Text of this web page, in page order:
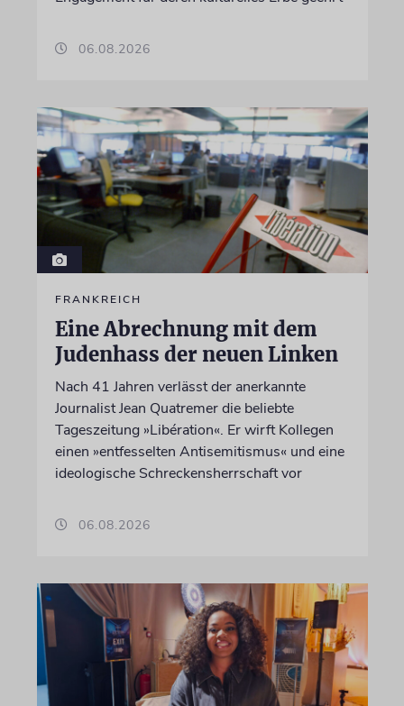
06.08.2026
FRANKREICH
Eine Abrechnung mit dem
Judenhass der neuen Linken
Nach 41 Jahren verlässt der anerkannte
Journalist Jean Quatremer die beliebte
Tageszeitung »Libération«. Er wirft Kollegen
einen »entfesselten Antisemitismus« und eine
ideologische Schreckensherrschaft vor
06.08.2026